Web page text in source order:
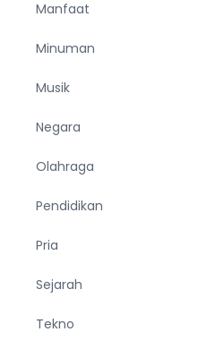
Manfaat
Minuman
Musik
Negara
Olahraga
Pendidikan
Pria
Sejarah
Tekno